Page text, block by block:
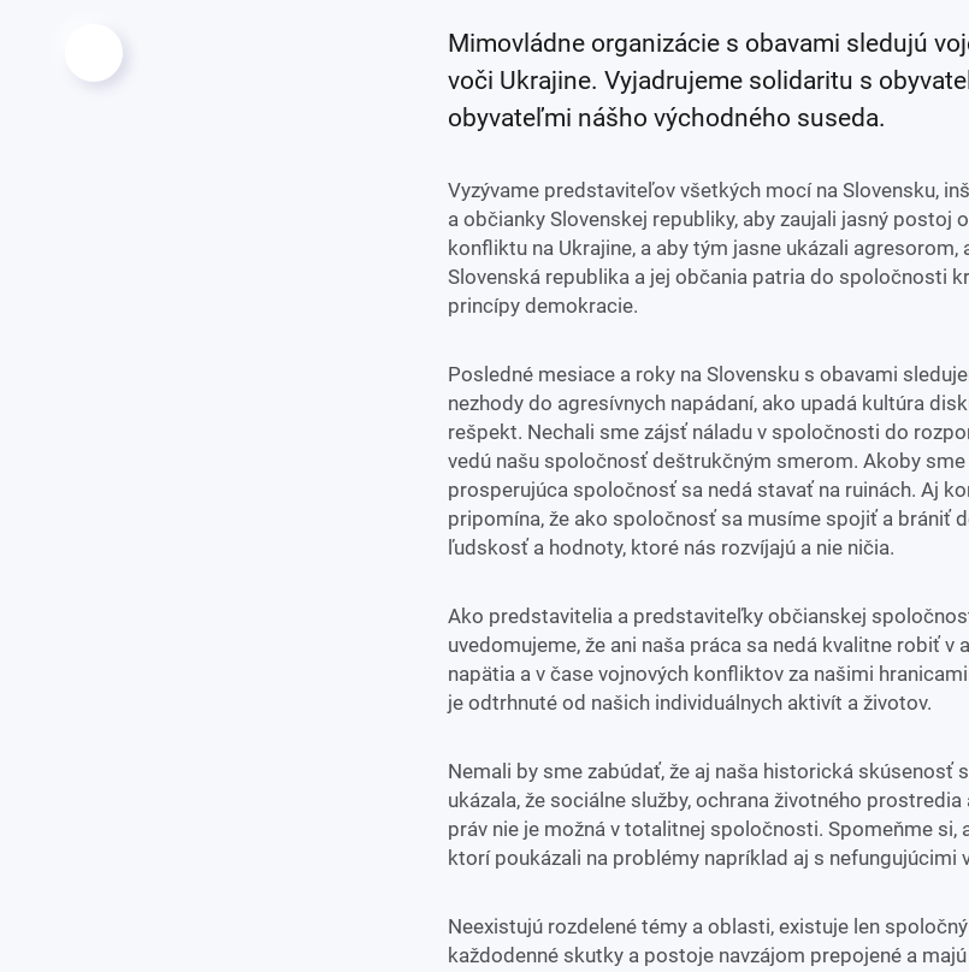
Mimovládne organizácie s obavami sledujú
voči Ukrajine. Vyjadrujeme solidaritu s
obyvateľmi nášho východného suseda.
Vyzývame predstaviteľov všetkých mocí na Slovensku,
a občianky Slovenskej republiky, aby zaujali jasný postoj
konfliktu na Ukrajine, a aby tým jasne ukázali agresorom,
Slovenská republika a jej občania patria do spoločnosti
princípy demokracie.
Posledné mesiace a roky na Slovensku s obavami
nezhody do agresívnych napádaní, ako upadá kultúra
rešpekt. Nechali sme zájsť náladu v spoločnosti do
vedú našu spoločnosť deštrukčným smerom. Akoby sme
prosperujúca spoločnosť sa nedá stavať na ruinách. Aj
pripomína, že ako spoločnosť sa musíme spojiť a brániť
ľudskosť a hodnoty, ktoré nás rozvíjajú a nie ničia.
Ako predstavitelia a predstaviteľky občianskej
uvedomujeme, že ani naša práca sa nedá kvalitne robiť v
napätia a v čase vojnových konfliktov za našimi
je odtrhnuté od našich individuálnych aktivít a životov.
Nemali by sme zabúdať, že aj naša historická skúsenosť
ukázala, že sociálne služby, ochrana životného
práv nie je možná v totalitnej spoločnosti. Spomeňme si,
ktorí poukázali na problémy napríklad aj s nefungujúcimi
Neexistujú rozdelené témy a oblasti, existuje len
každodenné skutky a postoje navzájom prepojené a